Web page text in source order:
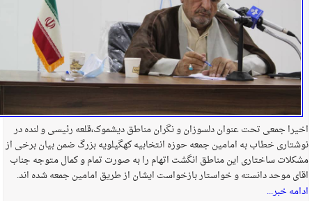
اخیرا جمعی تحت عنوان دلسوزان و نگران مناطق دیشموک،قلعه رئیسی و لنده در
نوشتاری خطاب به امامین جمعه حوزه انتخابیه کهگیلویه بزرگ ضمن بیان برخی از
مشکلات ساختاری این مناطق انگشت اتهام را به صورت تمام و کمال متوجه جناب
اقای موحد دانسته و خواستار بازخواست ایشان از طریق امامین جمعه شده اند.
ادامه خبر...